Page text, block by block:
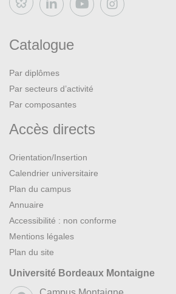
Bluesky
Catalogue
Par diplômes
Par secteurs d’activité
Par composantes
Accès directs
Orientation/Insertion
Calendrier universitaire
Plan du campus
Annuaire
Accessibilité : non conforme
Mentions légales
Plan du site
Université Bordeaux Montaigne